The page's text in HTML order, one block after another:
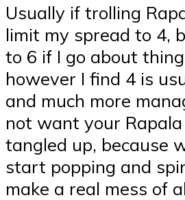
Usually if trolling
limit my spread to 4,
to 6 if I go about
however I find 4 is
and much more
not want your
tangled up, because
start popping and
make a real mess of